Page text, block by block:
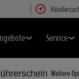
Service
Weitere